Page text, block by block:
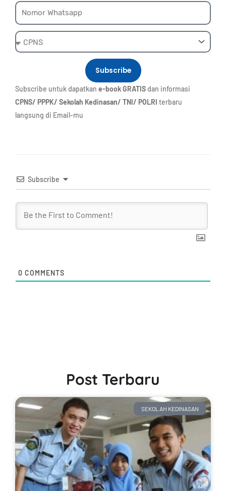
Whatsapp
Ebook
Subscribe
Subscribe untuk dapatkan e-book GRATISdan informasi
CPNS/ PPPK/ Sekolah Kedinasan/ TNI/ POLRI terbaru
langsung di Email-mu
Subscribe
0 COMMENTS
Post Terbaru
SEKOLAH KEDINASAN